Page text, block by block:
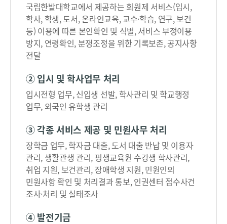
국립한밭대학교에서 제공하는 회원제 서비스(입시,
학사, 학생, 도서, 온라인교육, 교수·학습, 연구, 보건
등) 이용에 따른 본인확인 및 식별, 서비스 부정이용
방지, 연령확인, 분쟁조정을 위한 기록보존, 공지사항
전달
② 입시 및 학사업무 처리
입시전형 업무, 신입생 선발, 학사관리 및 학교행정
업무, 외국인 유학생 관리
③ 각종 서비스 제공 및 민원사무 처리
장학금 업무, 학자금 대출, 도서 대출 반납 및 이용자
관리, 생활관생 관리, 평생교육원 수강생 학사관리,
취업 지원, 보건관리, 장애학생 지원, 민원인의
민원사항 확인 및 처리결과 통보, 인권센터 접수사건
조사·처리 및 실태조사
④ 발전기금